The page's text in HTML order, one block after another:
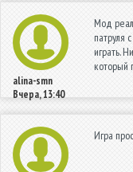
alina-smn
Вчера, 13:40
Мод
патруля
играть.
который
Игра